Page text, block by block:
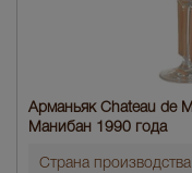
Арманьяк Chateau de
Манибан 1990 года
Страна производства